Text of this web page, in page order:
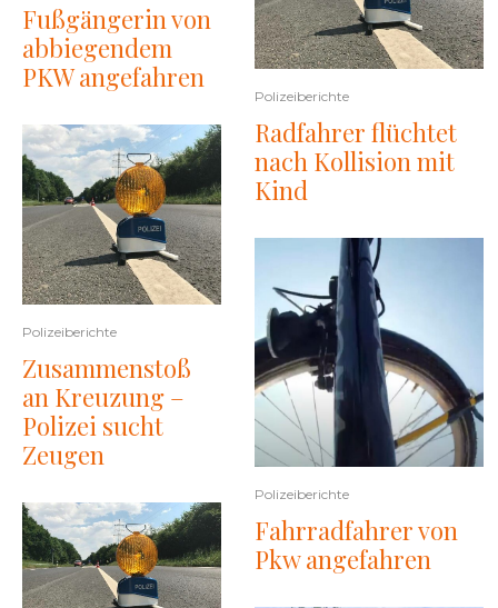
Fußgängerin von
abbiegendem
PKW angefahren
Polizeiberichte
Zusammenstoß
an Kreuzung –
Polizei sucht
Zeugen
Polizeiberichte
Radfahrer flüchtet
nach Kollision mit
Kind
Polizeiberichte
Fahrradfahrer von
Pkw angefahren